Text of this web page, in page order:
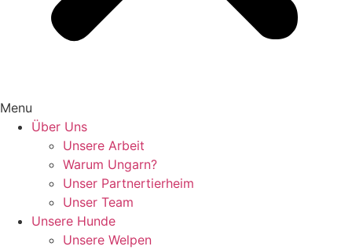
Menu
Über Uns
Unsere Arbeit
Warum Ungarn?
Unser Partnertierheim
Unser Team
Unsere Hunde
Unsere Welpen